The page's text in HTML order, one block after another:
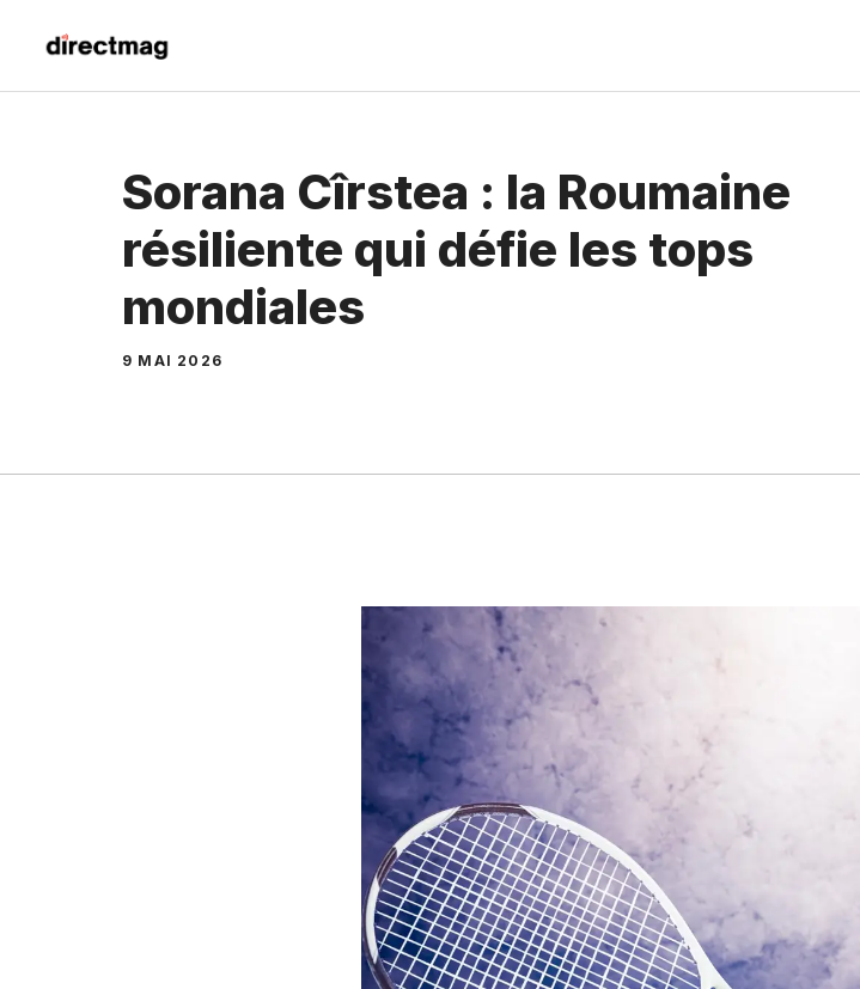
contenu
Sorana Cîrstea : la Roumaine
résiliente qui défie les tops
mondiales
9 MAI 2026